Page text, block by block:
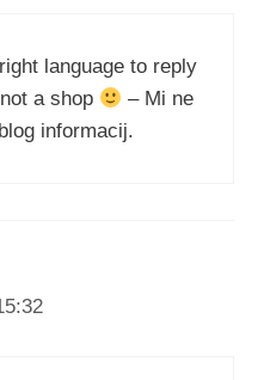
language to reply
a shop
– Mi ne
informacij.